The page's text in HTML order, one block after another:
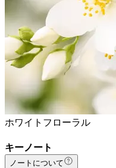
ホワイトフローラル
キーノート
ノートについて